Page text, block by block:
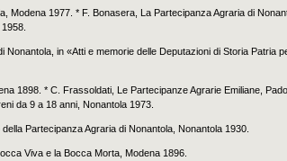
Modena 1977. * F. Bonasera, La Partecipanza Agraria di
in «Atti e memorie delle Deputazioni di Storia Patria
1898. * C. Frassoldati, Le Partecipanze Agrarie Emiliane,
da 9 a 18 anni, Nonantola 1973.
Partecipanza Agraria di Nonantola, Nonantola 1930.
Viva e la Bocca Morta, Modena 1896.